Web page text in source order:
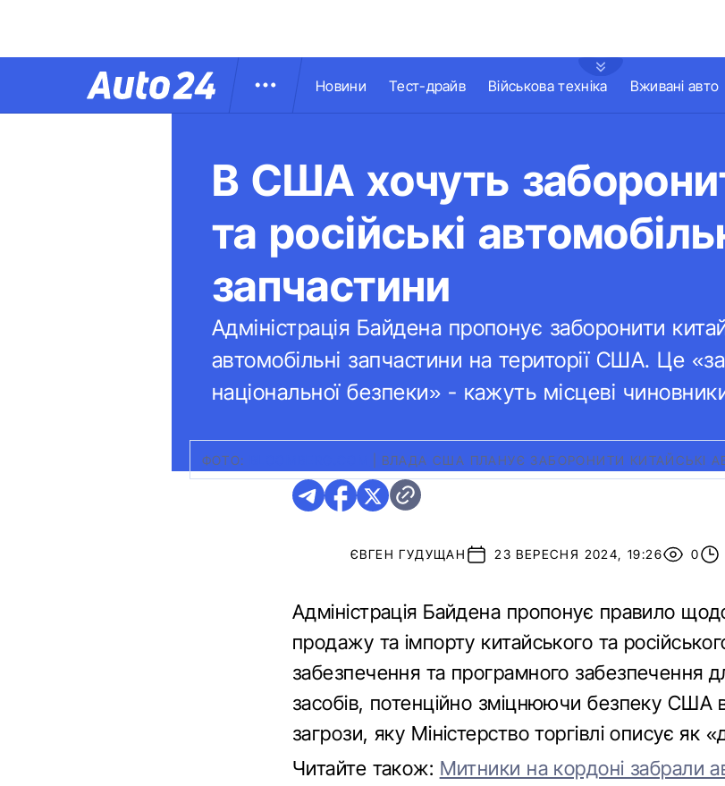
Новини Тест-драйв Військова техніка Вживані авто
В США хочуть
та російські
запчастини
Адміністрація Байдена пропонує заборонити
автомобільні запчастини на території США. Це
національної безпеки» - кажуть місцеві
ФОТО: ВЛАДА США ПЛАНУЄ ЗАБОРОНИТИ КИТАЙСЬКІ
ЄВГЕН ГУДУЩАН 23 ВЕРЕСНЯ 2024, 19:26 0
Адміністрація Байдена пропонує правило
продажу та імпорту китайського та
забезпечення та програмного забезпечення
засобів, потенційно зміцнюючи безпеку США
загрози, яку Міністерство торгівлі описує як
Читайте також: Митники на кордоні забрали